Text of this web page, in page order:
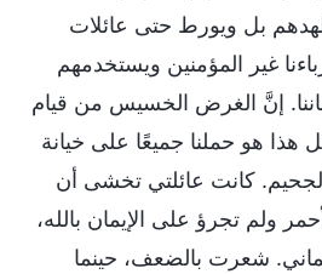
بل ويورط حتى عائلات
غير المؤمنين ويستخدمهم
إنَّ الغرض الخسيس من قيام
هذا هو حملنا جميعًا على خيانة
كانت عائلتي تخشى أن
ولم تجرؤ على الإيمان بالله،
شعرت بالضعف، حينما